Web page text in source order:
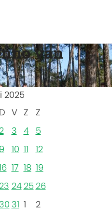
van
2025
D V Z
Z
2 3 4
5
9 10 11
12
17 18 19
23 24 25 26
30 31 1 2